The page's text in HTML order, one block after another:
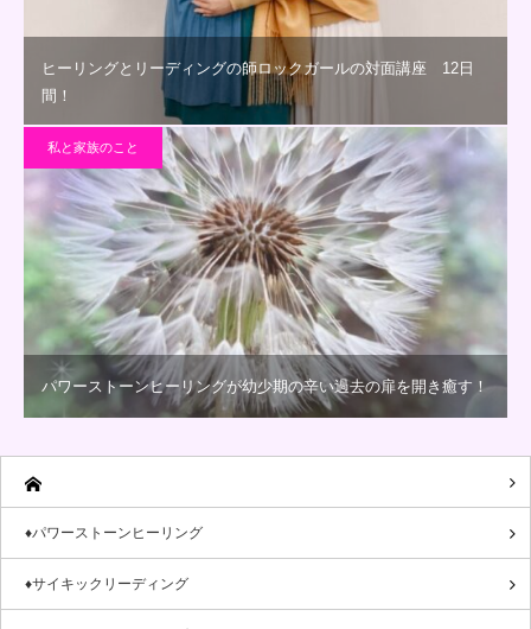
ヒーリングとリーディングの師ロックガールの対面講座 12日
間！
私と家族のこと
パワーストーンヒーリングが幼少期の辛い過去の扉を開き癒す！
♦パワーストーンヒーリング
♦サイキックリーディング